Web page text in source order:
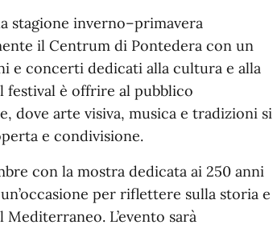
stagione inverno–primavera
il Centrum di Pontedera con un
e concerti dedicati alla cultura e alla
festival è offrire al pubblico
dove arte visiva, musica e tradizioni si
e condivisione.
con la mostra dedicata ai 250 anni
per riflettere sulla storia e
L’evento sarà